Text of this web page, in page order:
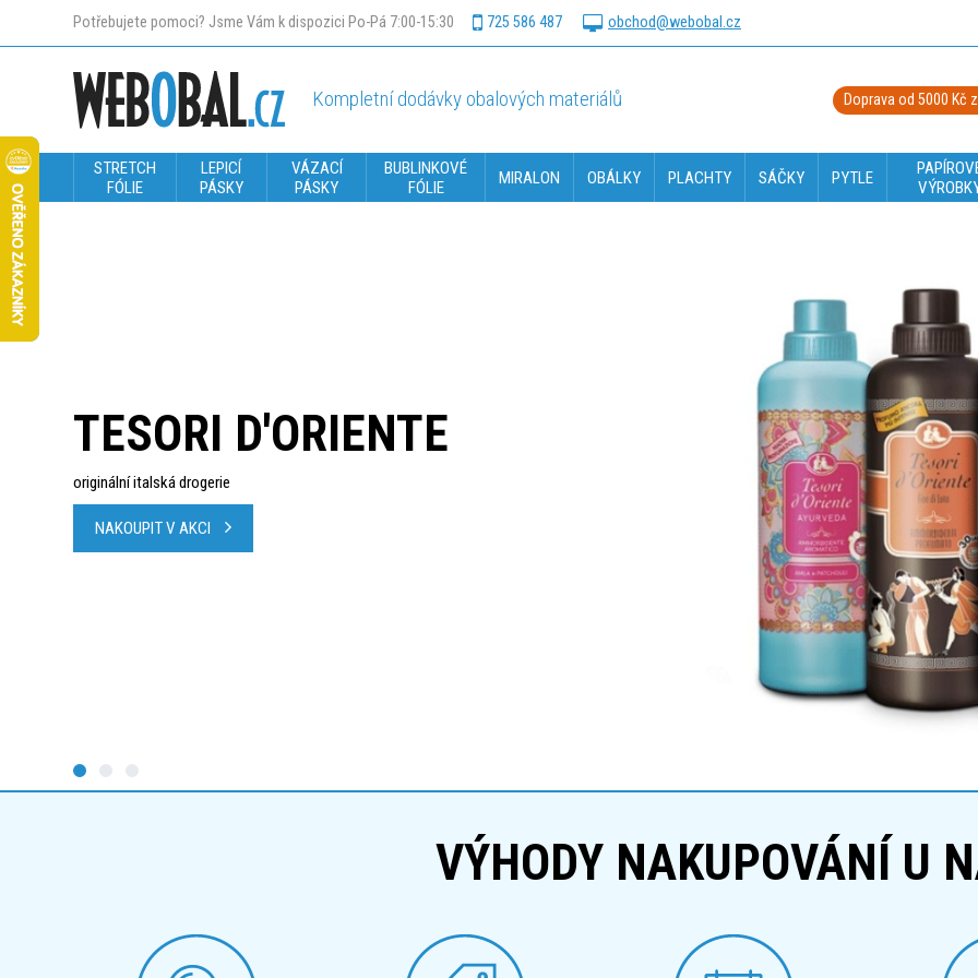
Potřebujete pomoci? Jsme Vám k dispozici Po-Pá 7:00-15:30 725 586 487 obchod@webobal.cz
Kompletní dodávky obalových materiálů Doprava od 5000 Kč
STRETCH
FÓLIE
LEPICÍ
PÁSKY
VÁZACÍ
PÁSKY
BUBLINKOVÉ
FÓLIE
MIRALON OBÁLKY PLACHTY SÁČKY PYTLE
TESORI D'ORIENTE
originální italská drogerie
NAKOUPIT V AKCI
VÝHODY NAKUPOVÁNÍ U